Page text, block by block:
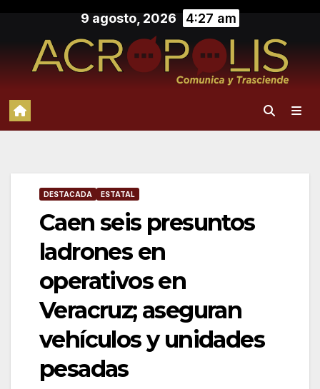
contenido
9 agosto, 2026 4:27 am
DESTACADA ESTATAL
Caen seis presuntos
ladrones en
operativos en
Veracruz; aseguran
vehículos y unidades
pesadas